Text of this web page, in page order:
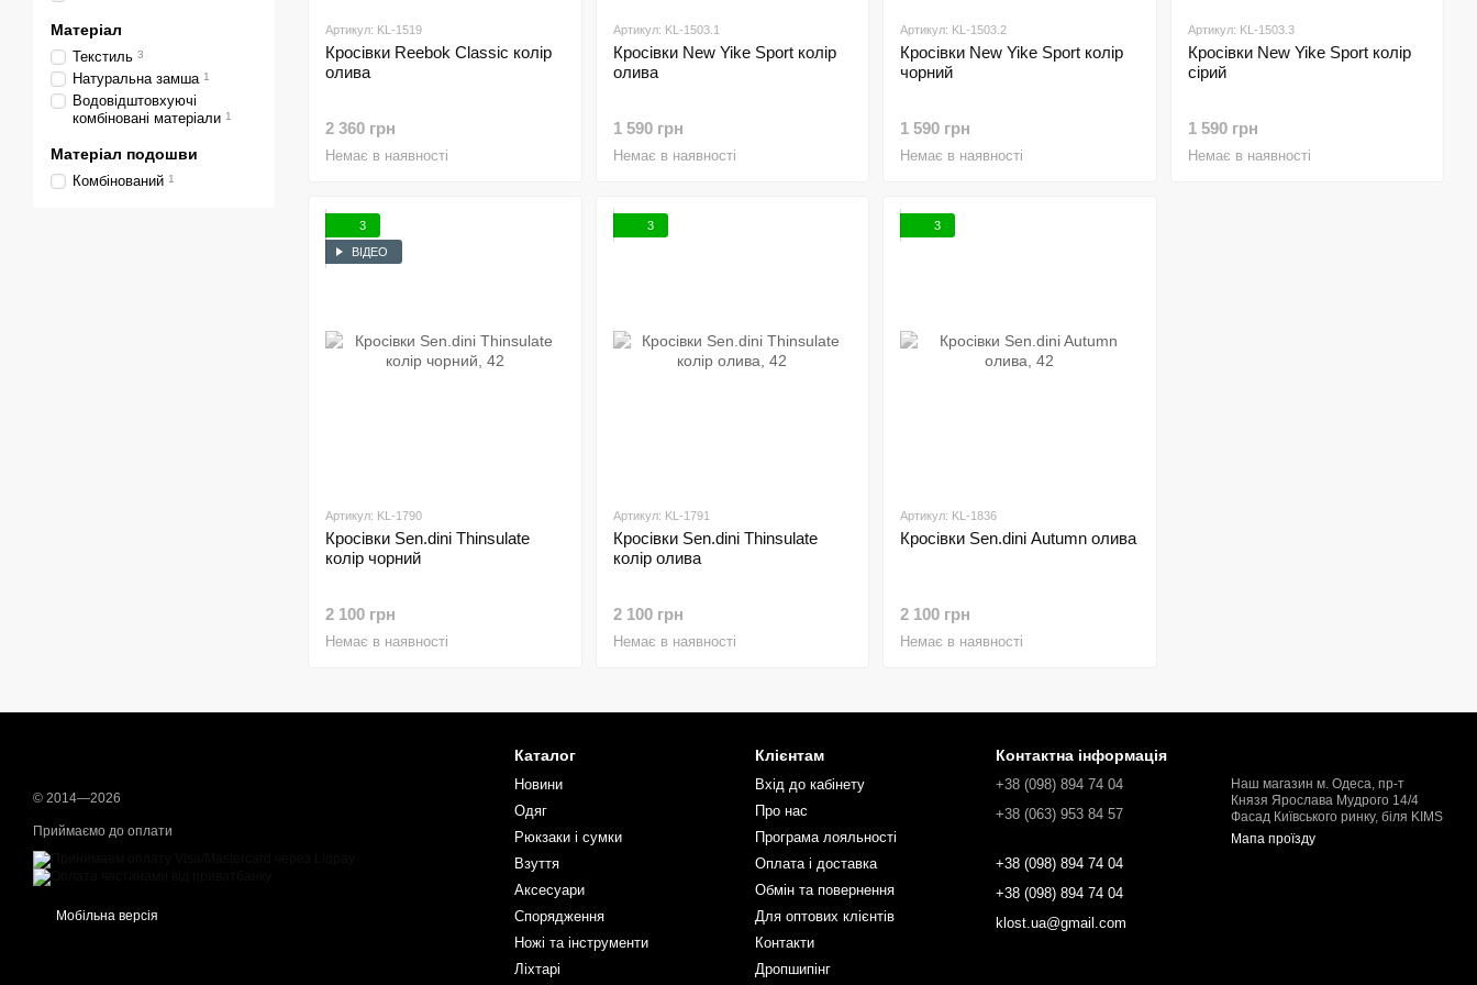
Артикул: KL-1519
Кросівки Reebok Classic колір
олива
2 360 грн
Немає в наявності
Артикул: KL-1503.1
Кросівки New Yike Sport колір
олива
1 590 грн
Немає в наявності
Артикул: KL-1503.2
Кросівки New Yike Sport колір
чорний
1 590 грн
Немає в наявності
Артикул: KL-1503.3
Кросівки New Yike Sport колір
сірий
1 590 грн
Немає в наявності
3
ВІДЕО
Артикул: KL-1790
Кросівки Sen.dini Thinsulate
колір чорний
2 100 грн
Немає в наявності
3
Артикул: KL-1791
Кросівки Sen.dini Thinsulate
колір олива
2 100 грн
Немає в наявності
3
Артикул: KL-1836
Кросівки Sen.dini Autumn олива
2 100 грн
Немає в наявності
Матеріал
Текстиль 3
Натуральна замша 1
Водовідштовхуючі
комбіновані матеріали 1
Матеріал подошви
Комбінований 1
© 2014—2026
Приймаємо до оплати
Мобільна версія
Каталог
Новини
Одяг
Рюкзаки і сумки
Взуття
Аксесуари
Спорядження
Ножі та інструменти
Ліхтарі
Клієнтам
Вхід до кабінету
Про нас
Програма лояльності
Оплата і доставка
Обмін та повернення
Для оптових клієнтів
Контакти
Дропшипінг
Контактна інформація
+38 (098) 894 74 04
+38 (063) 953 84 57
+38 (098) 894 74 04
+38 (098) 894 74 04
klost.ua@gmail.com
Наш магазин м. Одеса, пр-т
Князя Ярослава Мудрого 14/4
Фасад Київського ринку, біля KIMS
Мапа проїзду